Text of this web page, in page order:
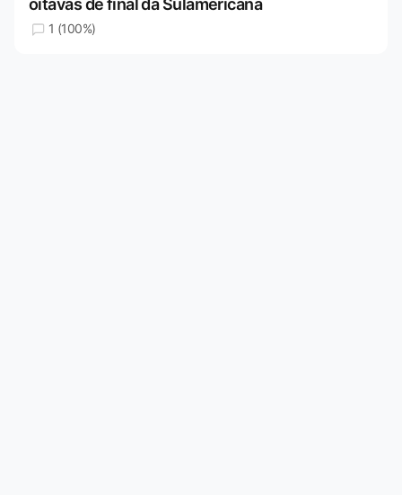
oitavas de final da Sulamericana
1 (100%)